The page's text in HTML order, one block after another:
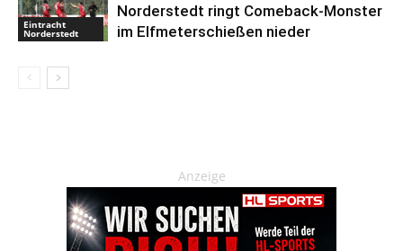
Eintracht
Norderstedt
Norderstedt ringt Comeback-Monster
im Elfmeterschießen nieder
Anzeige